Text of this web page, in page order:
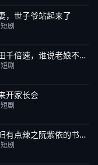
，世子爷站起来了
短剧
6.0我有仙田千倍速，谁说老娘不是仙
短剧
开家长会
短剧
5.0八零媳妇有点辣之阮紫依的书中梦
短剧